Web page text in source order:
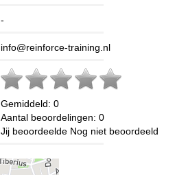
-
info@reinforce-training.nl
Gemiddeld: 0
Aantal beoordelingen: 0
Jij beoordeelde Nog niet beoordeeld